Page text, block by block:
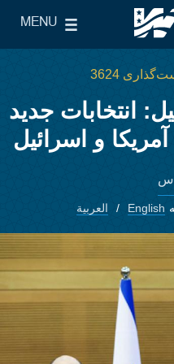
The
MENU
Main Menu
3624
انتخابات جدید
و اسرائیل
English العربية